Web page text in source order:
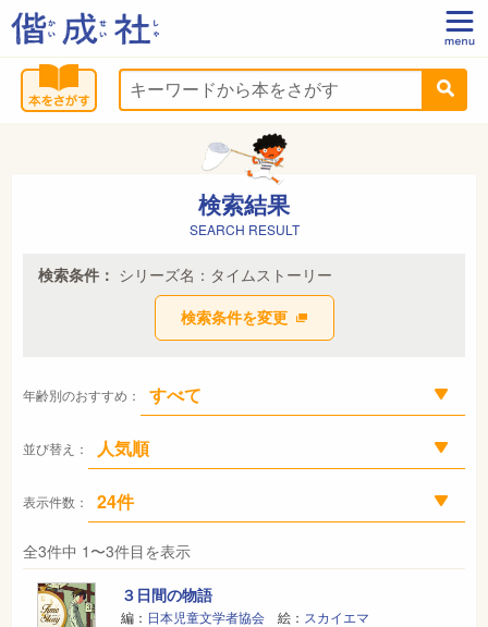
検索結果
SEARCH RESULT
検索条件： シリーズ名：タイムストーリー
検索条件を変更
年齢別のおすすめ：
並び替え：
表示件数：
全3件中 1〜3件目を表示
３日間の物語
編： 日本児童文学者協会 絵： スカイエマ